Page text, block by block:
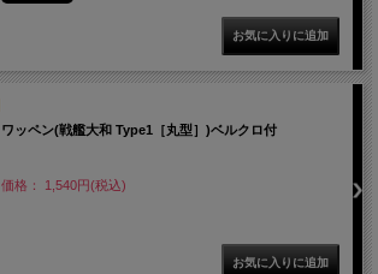
ワッペン(戦艦大和 Type1［丸型］)ベルクロ付
価格： 1,540円(税込)